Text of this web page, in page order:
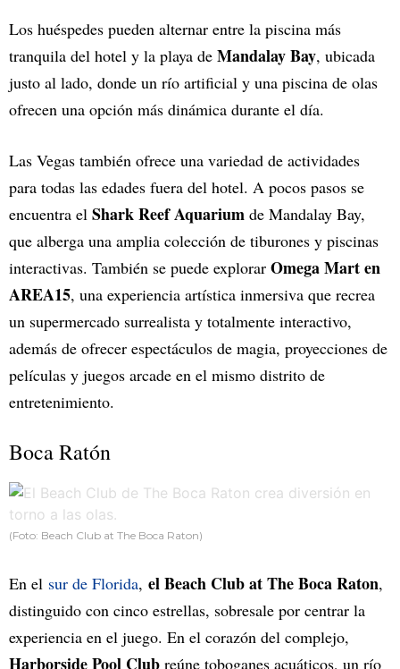
Los huéspedes pueden alternar entre la piscina más
tranquila del hotel y la playa de Mandalay Bay, ubicada
justo al lado, donde un río artificial y una piscina de olas
ofrecen una opción más dinámica durante el día.
Las Vegas también ofrece una variedad de actividades
para todas las edades fuera del hotel. A pocos pasos se
encuentra el Shark Reef Aquarium de Mandalay Bay,
que alberga una amplia colección de tiburones y piscinas
interactivas. También se puede explorar Omega Mart en
AREA15, una experiencia artística inmersiva que recrea
un supermercado surrealista y totalmente interactivo,
además de ofrecer espectáculos de magia, proyecciones de
películas y juegos arcade en el mismo distrito de
entretenimiento.
Boca Ratón
(Foto: Beach Club at The Boca Raton)
En el sur de Florida, el Beach Club at The Boca Raton,
distinguido con cinco estrellas, sobresale por centrar la
experiencia en el juego. En el corazón del complejo,
Harborside Pool Club reúne toboganes acuáticos, un río